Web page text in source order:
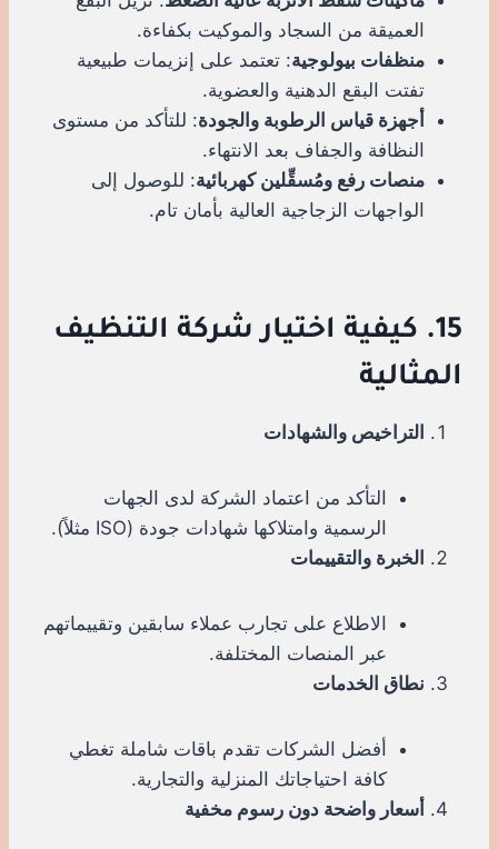
العميقة من السجاد والموكيت بكفاءة.
منظفات بيولوجية: تعتمد على إنزيمات طبيعية
تفتت البقع الدهنية والعضوية.
أجهزة قياس الرطوبة والجودة: للتأكد من مستوى
النظافة والجفاف بعد الانتهاء.
منصات رفع ومُسقِّلين كهربائية: للوصول إلى
الواجهات الزجاجية العالية بأمان تام.
15. كيفية اختيار شركة التنظيف
المثالية
التراخيص والشهادات
التأكد من اعتماد الشركة لدى الجهات
الرسمية وامتلاكها شهادات جودة (ISO مثلاً).
الخبرة والتقييمات
الاطلاع على تجارب عملاء سابقين وتقييماتهم
عبر المنصات المختلفة.
نطاق الخدمات
أفضل الشركات تقدم باقات شاملة تغطي
كافة احتياجاتك المنزلية والتجارية.
أسعار واضحة دون رسوم مخفية